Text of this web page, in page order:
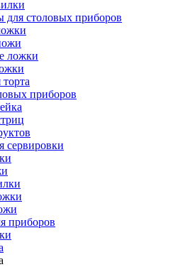
для столовых приборов
ложки
приборов
сервировки
приборов